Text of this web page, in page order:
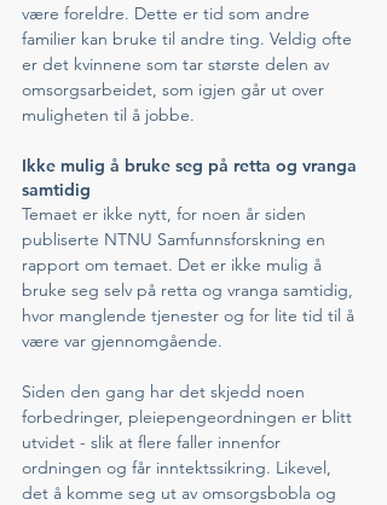
være foreldre. Dette er tid som andre
familier kan bruke til andre ting. Veldig ofte
er det kvinnene som tar største delen av
omsorgsarbeidet, som igjen går ut over
muligheten til å jobbe.
Ikke mulig å bruke seg på retta og vranga
samtidig
Temaet er ikke nytt, for noen år siden
publiserte NTNU Samfunnsforskning en
rapport om temaet. Det er ikke mulig å
bruke seg selv på retta og vranga samtidig,
hvor manglende tjenester og for lite tid til å
være var gjennomgående.
Siden den gang har det skjedd noen
forbedringer, pleiepengeordningen er blitt
utvidet - slik at flere faller innenfor
ordningen og får inntektssikring. Likevel,
det å komme seg ut av omsorgsbobla og